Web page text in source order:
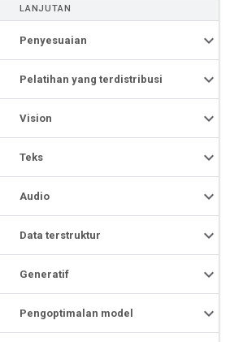
LANJUTAN
Penyesuaian
Pelatihan yang terdistribusi
Vision
Teks
Audio
Data terstruktur
Generatif
Pengoptimalan model